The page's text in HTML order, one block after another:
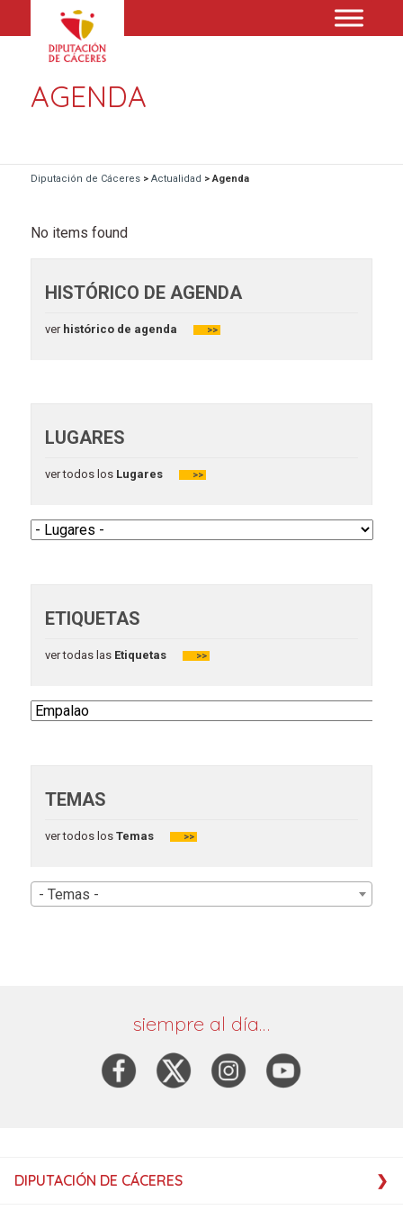
AGENDA
Diputación de Cáceres> Actualidad >Agenda
No items found
HISTÓRICO DE AGENDA
verhistórico de agenda >>
LUGARES
ver todos losLugares >>
ETIQUETAS
ver todas las Etiquetas >>
TEMAS
ver todos los Temas >>
- Temas -
siempre al día…
DIPUTACIÓN DE CÁCERES